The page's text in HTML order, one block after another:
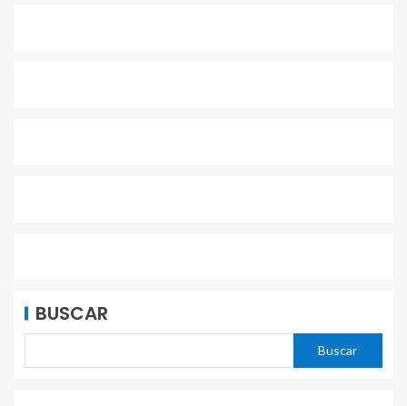
BUSCAR
Buscar